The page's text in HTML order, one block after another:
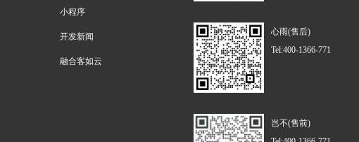
小程序
开发新闻
融合客如云
心雨(售后)
Tel:400-1366-771
岂不(售前)